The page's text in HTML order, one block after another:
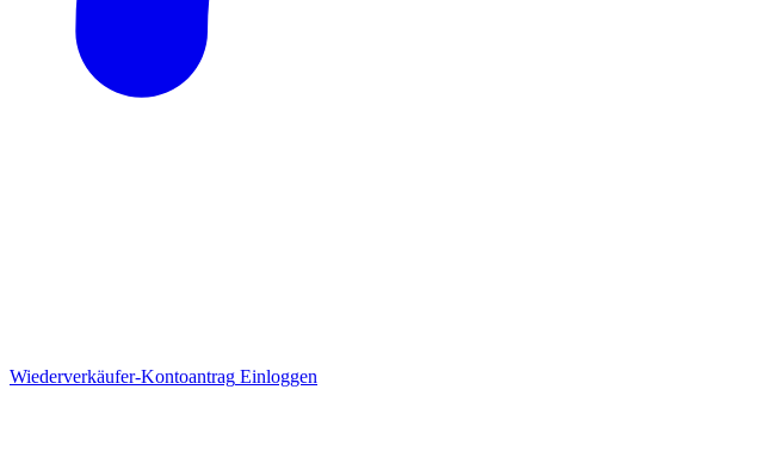
Wiederverkäufer-Kontoantrag Einloggen